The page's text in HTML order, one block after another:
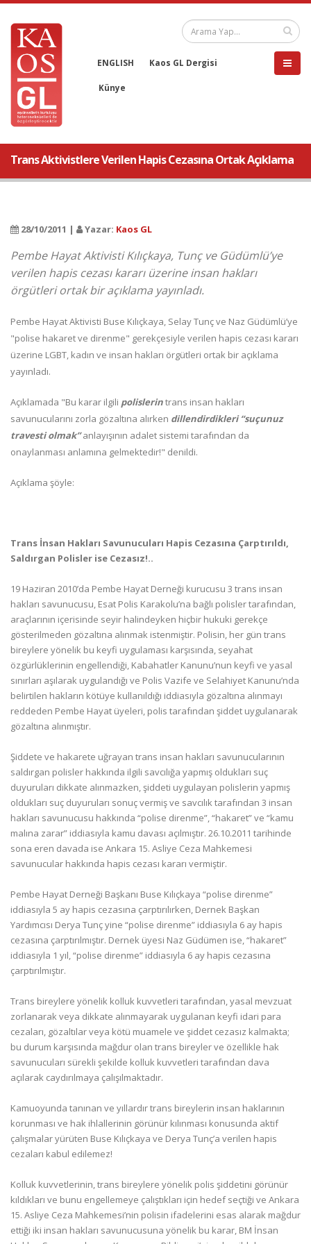
ENGLISH Kaos GL Dergisi
Künye
Trans Aktivistlere Verilen Hapis Cezasına Ortak Açıklama
28/10/2011 | Yazar: Kaos GL
Pembe Hayat Aktivisti Kılıçkaya, Tunç ve Güdümlü’ye
verilen hapis cezası kararı üzerine insan hakları
örgütleri ortak bir açıklama yayınladı.
Pembe Hayat Aktivisti Buse Kılıçkaya, Selay Tunç ve Naz Güdümlü’ye
"polise hakaret ve direnme" gerekçesiyle verilen hapis cezası kararı
üzerine LGBT, kadın ve insan hakları örgütleri ortak bir açıklama
yayınladı.
Açıklamada "Bu karar ilgili polislerintrans insan hakları
savunucularını zorla gözaltına alırken dillendirdikleri “suçunuz
travesti olmak”anlayışının adalet sistemi tarafından da
onaylanması anlamına gelmektedir!" denildi.
Açıklama şöyle:
Trans İnsan Hakları Savunucuları Hapis Cezasına Çarptırıldı,
Saldırgan Polisler ise Cezasız!..
19 Haziran 2010’da Pembe Hayat Derneği kurucusu 3 trans insan
hakları savunucusu, Esat Polis Karakolu’na bağlı polisler tarafından,
araçlarının içerisinde seyir halindeyken hiçbir hukuki gerekçe
gösterilmeden gözaltına alınmak istenmiştir. Polisin, her gün trans
bireylere yönelik bu keyfi uygulaması karşısında, seyahat
özgürlüklerinin engellendiği, Kabahatler Kanunu’nun keyfi ve yasal
sınırları aşılarak uygulandığı ve Polis Vazife ve Selahiyet Kanunu’nda
belirtilen hakların kötüye kullanıldığı iddiasıyla gözaltına alınmayı
reddeden Pembe Hayat üyeleri, polis tarafından şiddet uygulanarak
gözaltına alınmıştır.
Şiddete ve hakarete uğrayan trans insan hakları savunucularının
saldırgan polisler hakkında ilgili savcılığa yapmış oldukları suç
duyuruları dikkate alınmazken, şiddeti uygulayan polislerin yapmış
oldukları suç duyuruları sonuç vermiş ve savcılık tarafından 3 insan
hakları savunucusu hakkında “polise direnme”, “hakaret” ve “kamu
malına zarar” iddiasıyla kamu davası açılmıştır. 26.10.2011 tarihinde
sona eren davada ise Ankara 15. Asliye Ceza Mahkemesi
savunucular hakkında hapis cezası kararı vermiştir.
Pembe Hayat Derneği Başkanı Buse Kılıçkaya “polise direnme”
iddiasıyla 5 ay hapis cezasına çarptırılırken, Dernek Başkan
Yardımcısı Derya Tunç yine “polise direnme” iddiasıyla 6 ay hapis
cezasına çarptırılmıştır. Dernek üyesi Naz Güdümen ise, “hakaret”
iddiasıyla 1 yıl, “polise direnme” iddiasıyla 6 ay hapis cezasına
çarptırılmıştır.
Trans bireylere yönelik kolluk kuvvetleri tarafından, yasal mevzuat
zorlanarak veya dikkate alınmayarak uygulanan keyfi idari para
cezaları, gözaltılar veya kötü muamele ve şiddet cezasız kalmakta;
bu durum karşısında mağdur olan trans bireyler ve özellikle hak
savunucuları sürekli şekilde kolluk kuvvetleri tarafından dava
açılarak caydırılmaya çalışılmaktadır.
Kamuoyunda tanınan ve yıllardır trans bireylerin insan haklarının
korunması ve hak ihlallerinin görünür kılınması konusunda aktif
çalışmalar yürüten Buse Kılıçkaya ve Derya Tunç’a verilen hapis
cezaları kabul edilemez!
Kolluk kuvvetlerinin, trans bireylere yönelik polis şiddetini görünür
kıldıkları ve bunu engellemeye çalıştıkları için hedef seçtiği ve Ankara
15. Asliye Ceza Mahkemesi’nin polisin ifadelerini esas alarak mağdur
ettiği iki insan hakları savunucusuna yönelik bu karar, BM İnsan